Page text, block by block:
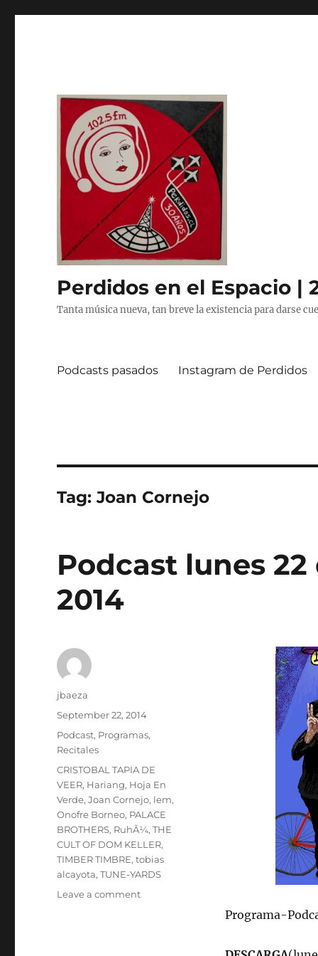
Perdidos en el Espacio |
Tanta música nueva, tan breve la existencia para darse
Podcasts pasados Instagram de Perdidos
Tag:Joan Cornejo
Podcast lunes
2014
Programa-
Author
jbaeza
Posted
September 22, 2014
Categories
Podcast, Programas,
Recitales
Tags
CRISTOBAL TAPIA DE
VEER, Hariang, Hoja En
Verde,Joan Cornejo, lem,
Onofre Borneo, PALACE
BROTHERS, RuhÃ¼,THE
CULT OF DOM KELLER,
TIMBER TIMBRE,tobias
alcayota,TUNE-YARDS
Leave a commenton